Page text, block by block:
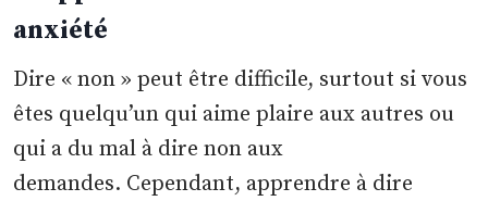
anxiété
Dire « non » peut être difficile, surtout si vous
êtes quelqu’un qui aime plaire aux autres ou
qui a du mal à dire non aux
demandes. Cependant, apprendre à dire